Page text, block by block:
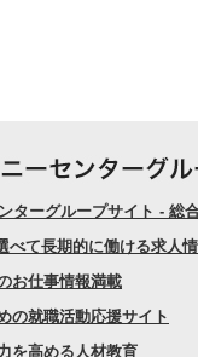
ターグループサイト - 総
べて長期的に働ける求人
お仕事情報満載
の就職活動応援サイト
を高める人材教育